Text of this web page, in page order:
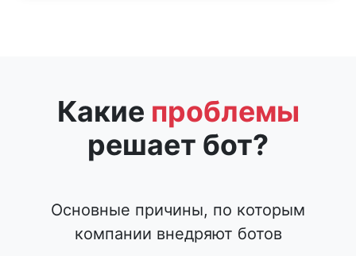
Какие проблемы
решает бот?
Основные причины, по которым
компании внедряют ботов